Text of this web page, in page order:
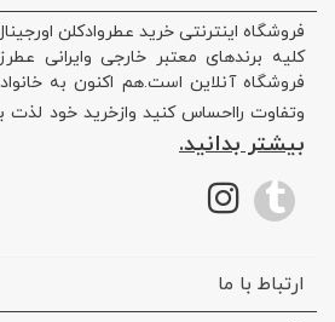
فروشگاه اینترنتی خرید عطروادکلن
کلیه برندهای معتبر خارجی وایرانی
فروشگاه آنلاین است.هم اکنون به
وتفاوت رااحساس کنید وازخرید خود لذت
بیشتر بدانید.
ارتباط با ما